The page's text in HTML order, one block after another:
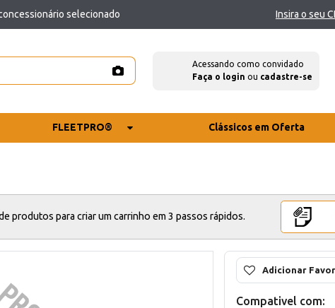
selecionado Insira o seu
Acessando como convidado
Faça o login ou cadastre-se
FLEETPRO® Clássicos em Oferta
produtos para criar um carrinho em 3 passos rápidos.
Adicionar
Compativel com: